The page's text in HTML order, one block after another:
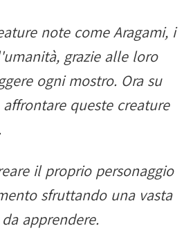
note come Aragami, i
grazie alle loro
ogni mostro. Ora su
queste creature
il proprio personaggio
sfruttando una vasta
apprendere.